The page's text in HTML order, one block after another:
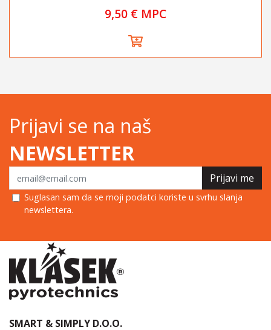
9,50 € MPC
Prijavi se na naš
NEWSLETTER
Prijavi me
Suglasan sam da se moji podatci koriste u svrhu slanja
newslettera.
SMART & SIMPLY D.O.O.